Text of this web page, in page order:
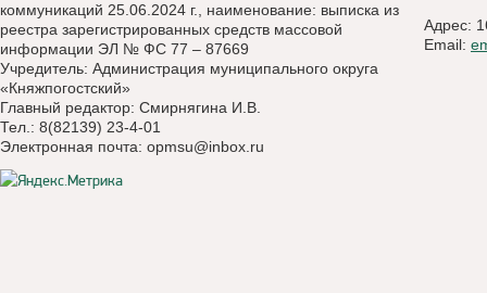
коммуникаций 25.06.2024 г., наименование: выписка из
реестра зарегистрированных средств массовой
информации ЭЛ № ФС 77 – 87669
Учредитель: Администрация муниципального округа
«Княжпогостский»
Главный редактор: Смирнягина И.В.
Тел.: 8(82139) 23-4-01
Электронная почта: opmsu@inbox.ru
Адрес:
Email: